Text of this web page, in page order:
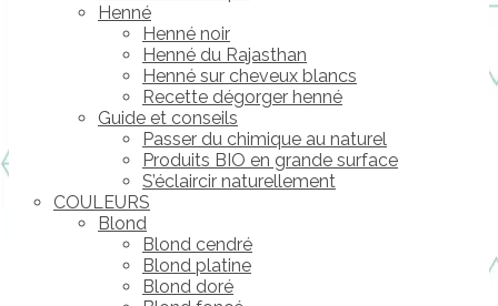
Henné
Henné noir
Henné du Rajasthan
Henné sur cheveux blancs
Recette dégorger henné
Guide et conseils
Passer du chimique au naturel
Produits BIO en grande surface
S’éclaircir naturellement
COULEURS
Blond
Blond cendré
Blond platine
Blond doré